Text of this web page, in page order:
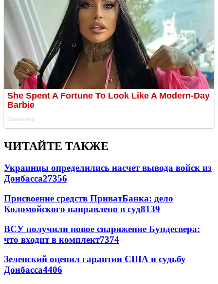
ЧИТАЙТЕ ТАКЖЕ
Украинцы определились насчет вывода войск из
Донбасса27356
Присвоение средств ПриватБанка: дело
Коломойского направлено в суд8139
ВСУ получили новое снаряжение Бундесвера:
что входит в комплект7374
Зеленский оценил гарантии США и судьбу
Донбасса4406